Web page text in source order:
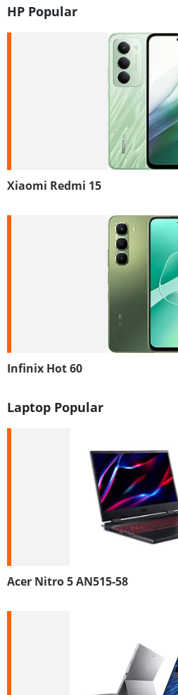
HP Popular
Xiaomi Redmi 15
Infinix Hot 60
Laptop Popular
Acer Nitro 5 AN515-58